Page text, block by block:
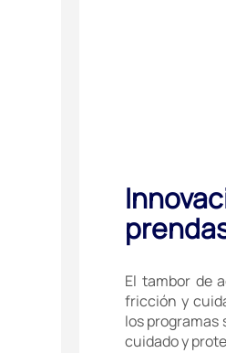
El tambor de
fricción y
los programas
cuidado y